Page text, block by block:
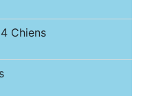
Chiens